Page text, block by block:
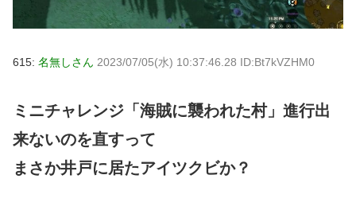
615: 名無しさん 2023/07/05(水) 10:37:46.28 ID:Bt7kVZHM0
ミニチャレンジ「海賊に襲われた村」進行出
来ないのを直すって
まさか井戸に居たアイツクビか？